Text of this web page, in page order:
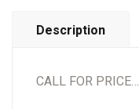
Description
CALL FOR PRICE…